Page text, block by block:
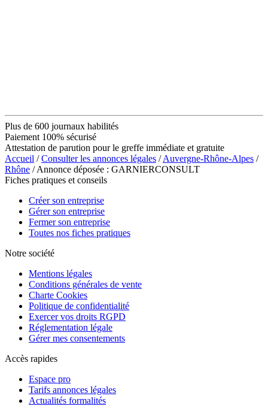
Plus de 600 journaux habilités
Paiement 100% sécurisé
Attestation de parution pour le greffe immédiate et gratuite
Accueil /Consulter les annonces légales /Auvergne-Rhône-Alpes /
Rhône / Annonce déposée : GARNIERCONSULT
Fiches pratiques et conseils
Créer son entreprise
Gérer son entreprise
Fermer son entreprise
Toutes nos fiches pratiques
Notre société
Mentions légales
Conditions générales de vente
Charte Cookies
Politique de confidentialité
Exercer vos droits RGPD
Réglementation légale
Gérer mes consentements
Accès rapides
Espace pro
Tarifs annonces légales
Actualités formalités